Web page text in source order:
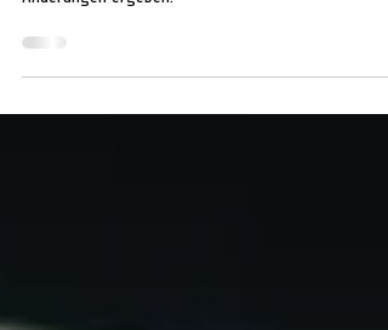
Änderungen ergeben!